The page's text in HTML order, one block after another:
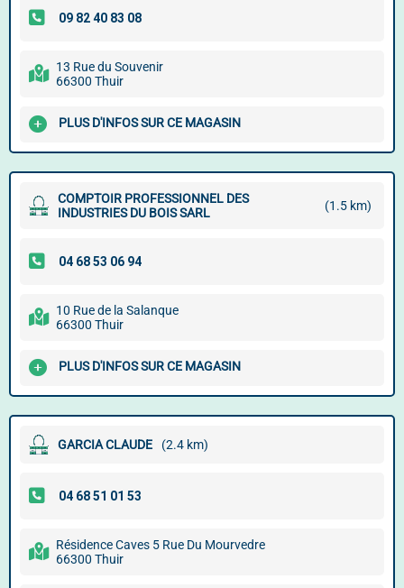
13 Rue du Souvenir
66300 Thuir
PLUS D'INFOS SUR CE MAGASIN
COMPTOIR PROFESSIONNEL DES
INDUSTRIES DU BOIS SARL
(1.5 km)
10 Rue de la Salanque
66300 Thuir
PLUS D'INFOS SUR CE MAGASIN
GARCIA CLAUDE (2.4 km)
Résidence Caves 5 Rue Du Mourvedre
66300 Thuir